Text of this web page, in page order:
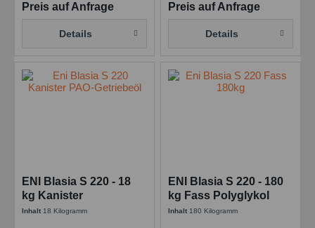
Preis auf Anfrage
Details
Preis auf Anfrage
Details
ENI Blasia S 220 - 18
kg Kanister
Schneckengetriebveöl
Inhalt 18 Kilogramm
ENI Blasia S 220 - 180
kg Fass Polyglykol
Getriebeöl
Inhalt 180 Kilogramm